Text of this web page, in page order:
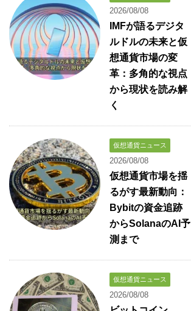
2026/08/08
IMFが語るデジタ
ルドルの未来と仮
想通貨市場の変
革：多角的な視点
から現状を読み解
く
仮想通貨ニュース
2026/08/08
仮想通貨市場を揺
るがす最新動向：
Bybitの資金追跡
からSolanaのAI予
測まで
仮想通貨ニュース
2026/08/08